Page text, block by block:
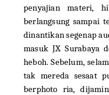
penyajian materi,
berlangsung sampai
dinantikan segenap
masuk JX Surabaya
heboh. Sebelum,
tak mereda sesaat
berphoto ria,